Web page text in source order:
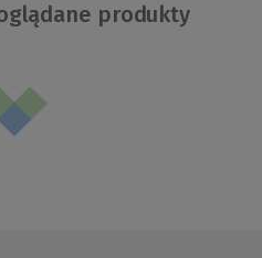
produkty